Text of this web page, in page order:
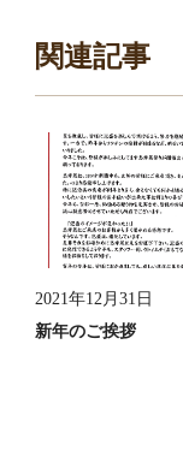
関連記事
2021年12月31日
新年のご挨拶